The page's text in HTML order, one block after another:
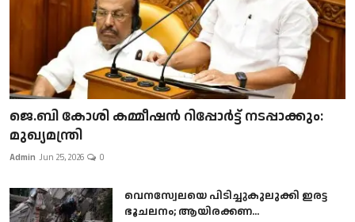
ജെ.ബി കോശി കമ്മീഷൻ റിപ്പോർട്ട് നടപ്പാക്കും:
മുഖ്യമന്ത്രി
Admin Jun 25, 2026 0
വെനസ്വേലയെ പിടിച്ചുകുലുക്കി ഇരട്ട
ഭൂചലനം; ആയിരക്കണ...